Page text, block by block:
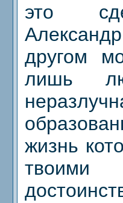
это
другом
лишь
жизнь